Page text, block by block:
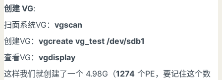
创建 VG:
扫面系统VG： vgscan
创建VG： vgcreate vg_test /dev/sdb1
查看VG： vgdisplay
这样我们就创建了一个 4.98G（1274 个PE，要记住这个数